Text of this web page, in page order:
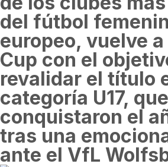
del fútbol
europeo, vuelve
Cup con el
revalidar el título
categoría U17, que
conquistaron el
tras una
ante el VfL